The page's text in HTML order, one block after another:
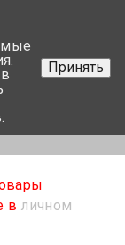
17-350-99-56
44-752-82-08
Задать вопрос
в личном
Принять